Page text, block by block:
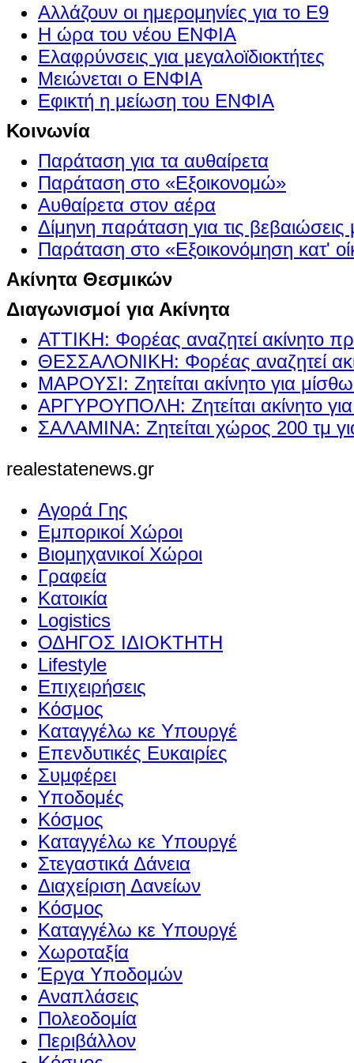
Αλλάζουν οι ημερομηνίες για το Ε9
Η ώρα του νέου ΕΝΦΙΑ
Ελαφρύνσεις για μεγαλοϊδιοκτήτες
Μειώνεται ο ΕΝΦΙΑ
Εφικτή η μείωση του ΕΝΦΙΑ
Κοινωνία
Παράταση για τα αυθαίρετα
Παράταση στο «Εξοικονομώ»
Αυθαίρετα στον αέρα
Δίμηνη παράταση για τις βεβαιώσεις
Παράταση στο «Εξοικονόμηση κατ'
Ακίνητα Θεσμικών
Διαγωνισμοί για Ακίνητα
ΑΤΤΙΚΗ: Φορέας αναζητεί ακίνητο
ΘΕΣΣΑΛΟΝΙΚΗ: Φορέας αναζητεί
ΜΑΡΟΥΣΙ: Ζητείται ακίνητο για
ΑΡΓΥΡΟΥΠΟΛΗ: Ζητείται ακίνητο
ΣΑΛΑΜΙΝΑ: Ζητείται χώρος 200 τμ
realestatenews.gr
Αγορά Γης
Εμπορικοί Χώροι
Βιομηχανικοί Χώροι
Γραφεία
Κατοικία
Logistics
ΟΔΗΓΟΣ ΙΔΙΟΚΤΗΤΗ
Lifestyle
Επιχειρήσεις
Κόσμος
Καταγγέλω κε Υπουργέ
Επενδυτικές Ευκαιρίες
Συμφέρει
Υποδομές
Κόσμος
Καταγγέλω κε Υπουργέ
Στεγαστικά Δάνεια
Διαχείριση Δανείων
Κόσμος
Καταγγέλω κε Υπουργέ
Χωροταξία
Έργα Υποδομών
Αναπλάσεις
Πολεοδομία
Περιβάλλον